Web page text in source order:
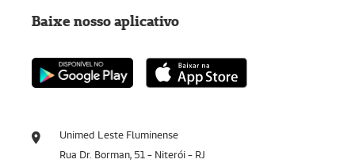
Unimed Leste Fluminense
Rua Dr. Borman, 51 - Niterói - RJ
Baixe nosso aplicativo